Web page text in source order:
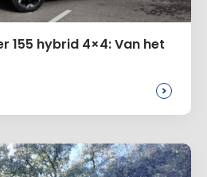
155 hybrid 4×4: Van het
>